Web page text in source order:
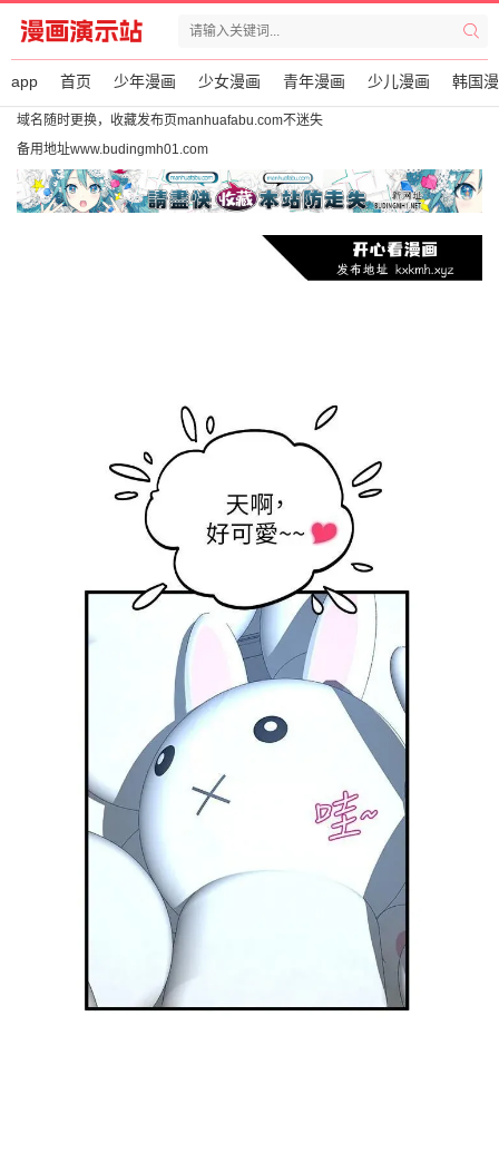
app 首页 少年漫画 少女漫画 青年漫画 少儿漫画 韩国
域名随时更换，收藏发布页manhuafabu.com不迷失
备用地址www.budingmh01.com